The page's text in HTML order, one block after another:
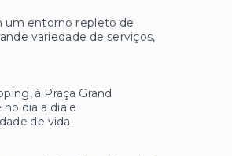
um entorno repleto de
variedade de serviços,
à Praça Grand
dia a dia e
de vida.